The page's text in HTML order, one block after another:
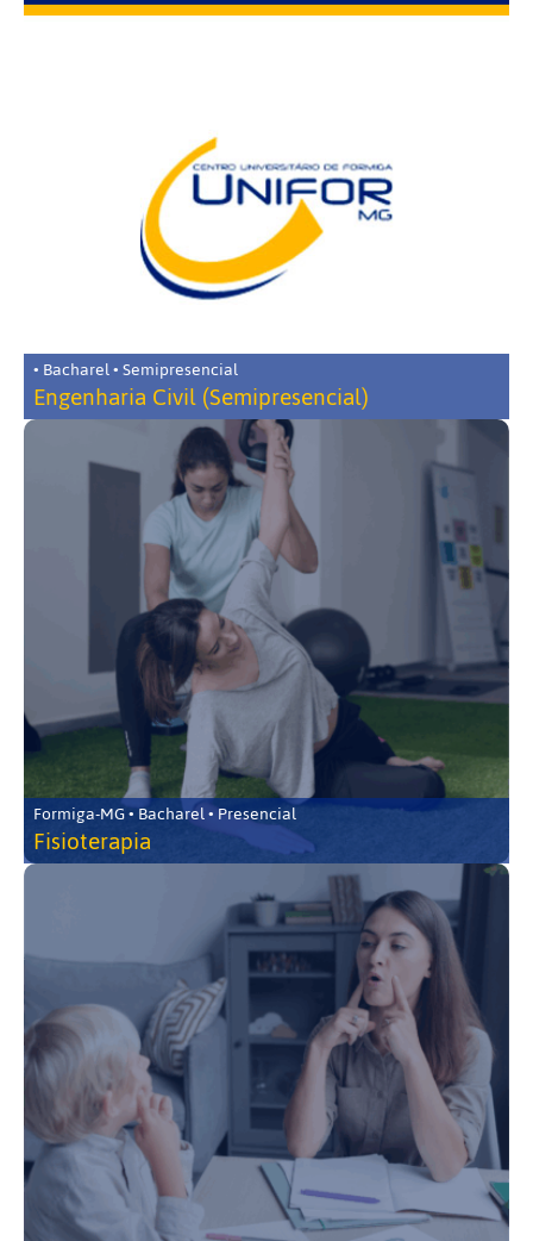
• Bacharel • Semipresencial
Engenharia Civil (Semipresencial)
Formiga-MG • Bacharel • Presencial
Fisioterapia